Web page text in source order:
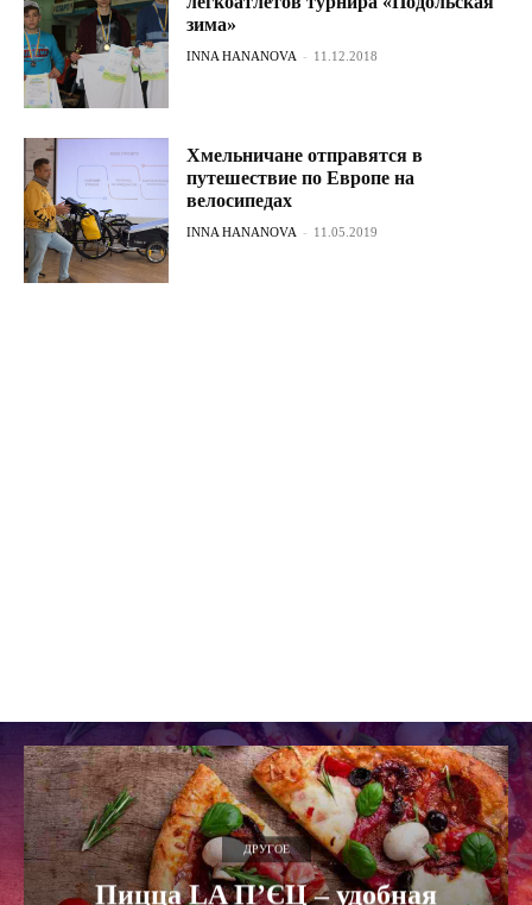
зима»
INNA HANANOVA - 11.12.2018
Хмельничане отправятся в
путешествие по Европе на
велосипедах
INNA HANANOVA - 11.05.2019